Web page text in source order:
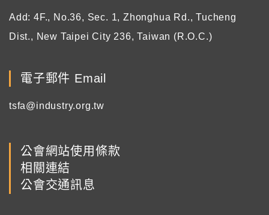
Add: 4F., No.36, Sec. 1, Zhonghua Rd., Tucheng
Dist., New Taipei City 236, Taiwan (R.O.C.)
電子郵件 Email
tsfa@industry.org.tw
公會網站使用條款
相關連結
公會交通訊息